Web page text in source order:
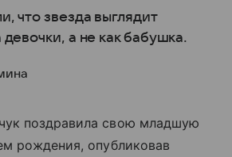
что звезда выглядит
а не как бабушка.
поздравила свою младшую
рождения, опубликовав